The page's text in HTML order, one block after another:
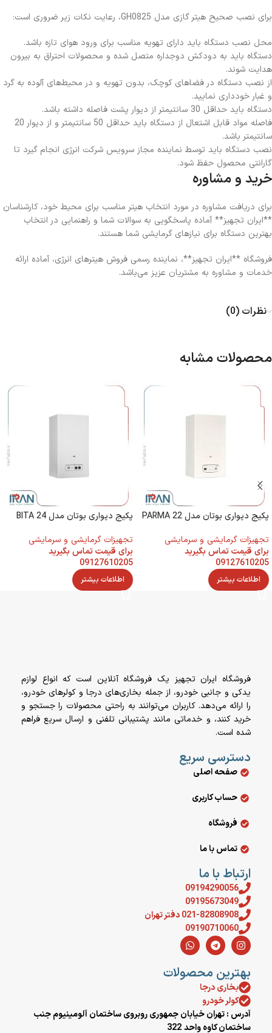
برای نصب صحیح هیتر گازی مدل GH0825، رعایت نکات زیر ضروری است:
محل نصب دستگاه باید دارای تهویه مناسب برای ورود هوای تازه باشد.
دستگاه باید به دودکش دوجداره متصل شده و محصولات احتراق به بیرون
هدایت شوند.
از نصب دستگاه در فضاهای کوچک، بدون تهویه و در محیط‌های آلوده به گرد
و غبار خودداری نمایید.
دستگاه باید حداقل 30 سانتیمتر از دیوار پشت فاصله داشته باشد.
فاصله مواد قابل اشتعال از دستگاه باید حداقل 50 سانتیمتر و از دیوار 20
سانتیمتر باشد.
نصب دستگاه باید توسط نماینده مجاز سرویس شرکت انرژی انجام گیرد تا
گارانتی محصول حفظ شود.
خرید و مشاوره
برای دریافت مشاوره در مورد انتخاب هیتر مناسب برای محیط خود، کارشناسان
**ایران تجهیز** آماده پاسخگویی به سوالات شما و راهنمایی در انتخاب
بهترین دستگاه برای نیازهای گرمایشی شما هستند.
فروشگاه **ایران تجهیز**، نماینده رسمی فروش هیترهای انرژی، آماده ارائه
خدمات و مشاوره به مشتریان عزیز می‌باشد.
نظرات (0)
محصولات مشابه
پکیج دیواری بوتان مدل PARMA 22
تجهیزات گرمایشی و سرمایشی
برای قیمت تماس بگیرید
09127610205
اطلاعات بیشتر
پکیج دیواری بوتان مدل BITA 24
تجهیزات گرمایشی و سرمایشی
برای قیمت تماس بگیرید
09127610205
اطلاعات بیشتر
فروشگاه ایران تجهیز یک فروشگاه آنلاین است که انواع لوازم
یدکی و جانبی خودرو، از جمله بخاری‌های درجا و کولرهای خودرو،
را ارائه می‌دهد. کاربران می‌توانند به راحتی محصولات را جستجو و
خرید کنند، و خدماتی مانند پشتیبانی تلفنی و ارسال سریع فراهم
شده است.
دسترسی سریع
صفحه اصلی
حساب کاربری
فروشگاه
تماس با ما
ارتباط با ما
09194290056
09195673049
021-82808908 دفتر تهران
09190710060
بهترین محصولات
بخاری درجا
کولر خودرو
آدرس : تهران خیابان جمهوری روبروی ساختمان آلومینیوم جنب
ساختمان کاوه واحد 322